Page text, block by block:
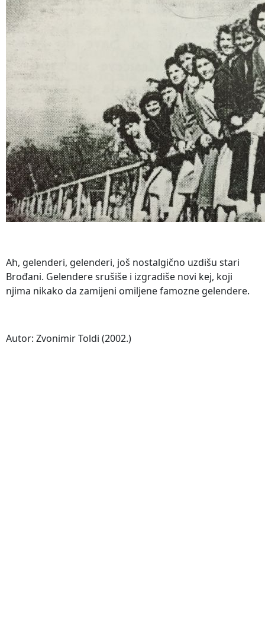
Ah, gelenderi, gelenderi, još nostalgično uzdišu stari
Brođani. Gelendere srušiše i izgradiše novi kej, koji
njima nikako da zamijeni omiljene famozne gelendere.
Autor: Zvonimir Toldi (2002.)